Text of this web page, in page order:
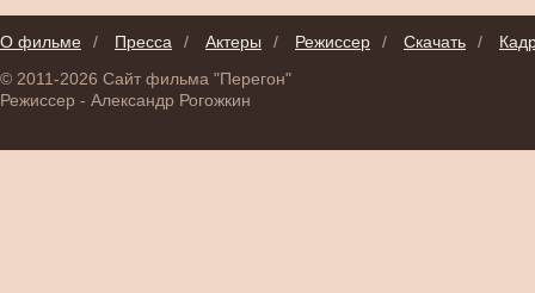
О фильме / Пресса / Актеры / Режиссер / Скачать /
© 2011-2026 Сайт фильма "Перегон"
Режиссер - Александр Рогожкин